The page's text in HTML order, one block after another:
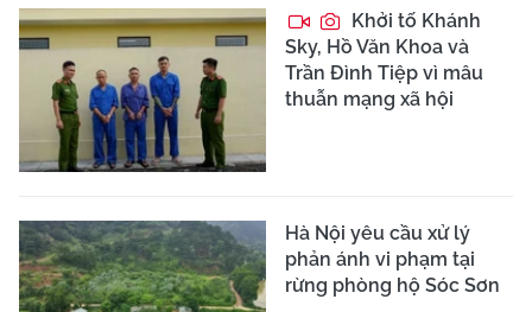
Khởi tố Khánh
Sky, Hồ Văn Khoa và
Trần Đình Tiệp vì mâu
thuẫn mạng xã hội
Hà Nội yêu cầu xử lý
phản ánh vi phạm tại
rừng phòng hộ Sóc Sơn